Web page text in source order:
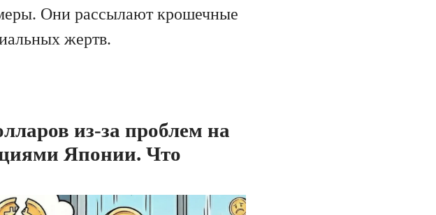
Они рассылают крошечные
жертв.
из-за проблем на
Японии. Что